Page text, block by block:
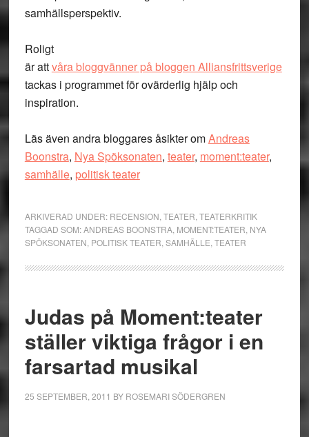
samhällsperspektiv.
Roligt
är attvåra bloggvänner på bloggen Alliansfrittsverige
tackas i programmet för ovärderlig hjälp och
inspiration.
Läs även andra bloggares åsikter omAndreas
Boonstra, Nya Spöksonaten, teater, moment:teater,
samhälle, politisk teater
ARKIVERAD UNDER: RECENSION TEATER TEATERKRITIK
TAGGAD SOM:ANDREAS BOONSTRA, MOMENT:TEATER NYA
SPÖKSONATEN POLITISK TEATER SAMHÄLLE TEATER
Judas på Moment:teater
ställer viktiga frågor i en
farsartad musikal
25 SEPTEMBER, 2011 BY ROSEMARI SÖDERGREN